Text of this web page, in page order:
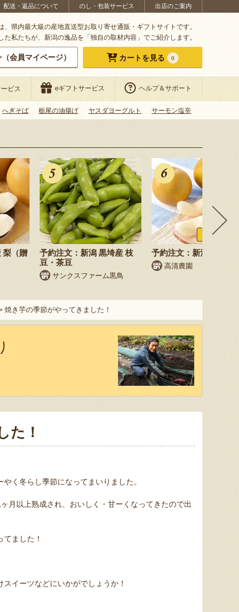
配送・返品について のし・包装サービス 出店のご案内
、県内最大級の産地直送型お取り寄せ通販・ギフトサイトです。
た私たちが、新潟の逸品を「独自の取材内容」でご紹介します。
会員マイページ） カートを見る 0
ビス eギフトサービス ヘルプ＆サポート
へぎそば 栃尾の油揚げ ヤスダヨーグルト サーモン塩辛
梨（贈
予約注文：新潟 黒埼産 枝
豆・茶豆
サンクスファーム黒鳥
ふるさと納
予約注文：新潟県産 梨
高清農園
焼き芋の季節がやってきました！
た！
く冬らし季節になってまいりました。
月以上熟成され、おいしく・甘ーくなってきたので出
ました！
イーツなどにいかがでしょうか！